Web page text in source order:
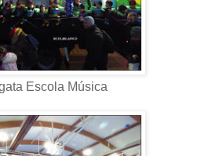
Escola Música